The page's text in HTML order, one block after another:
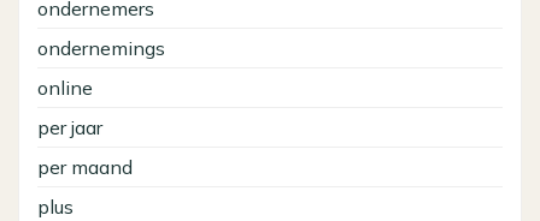
ondernemers
ondernemings
online
per jaar
per maand
plus